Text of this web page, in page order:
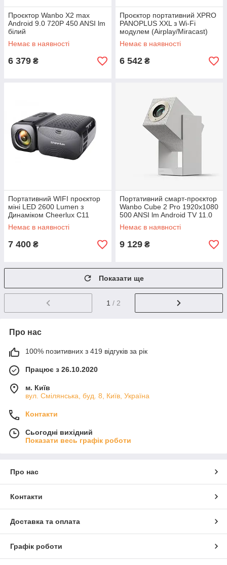
Проєктор Wanbo X2 max
Android 9.0 720P 450 ANSI lm
білий
Немає в наявності
6 379 ₴
Проєктор портативний XPRO
PANOPLUS XXL з Wi-Fi
модулем (Airplay/Miracast)
(e607b6-32)
Немає в наявності
6 542 ₴
Портативний WIFI проєктор
міні LED 2600 Lumen з
Динаміком Cheerlux C11
Чорний (411)
Немає в наявності
7 400 ₴
Портативний смарт-проєктор
Wanbo Cube 2 Pro 1920x1080
500 ANSI lm Android TV 11.0
Wi-Fi Bluetooth Білий (2247)
Немає в наявності
9 129 ₴
Показати ще
1 / 2
Про нас
100% позитивних з 419 відгуків за рік
Працює з 26.10.2020
м. Київ
вул. Смілянська, буд. 8, Київ, Україна
Контакти
Сьогодні вихідний
Показати весь графік роботи
Про нас
Контакти
Доставка та оплата
Графік роботи